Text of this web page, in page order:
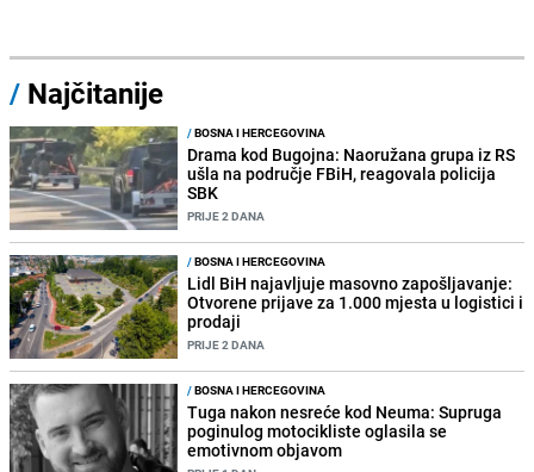
/ Najčitanije
/BOSNA I HERCEGOVINA
Drama kod Bugojna: Naoružana grupa iz RS
ušla na područje FBiH, reagovala policija
SBK
PRIJE 2 DANA
/BOSNA I HERCEGOVINA
Lidl BiH najavljuje masovno zapošljavanje:
Otvorene prijave za 1.000 mjesta u logistici i
prodaji
PRIJE 2 DANA
/BOSNA I HERCEGOVINA
Tuga nakon nesreće kod Neuma: Supruga
poginulog motocikliste oglasila se
emotivnom objavom